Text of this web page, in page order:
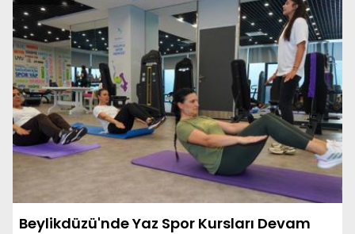
Beylikdüzü'nde Yaz Spor Kursları Devam